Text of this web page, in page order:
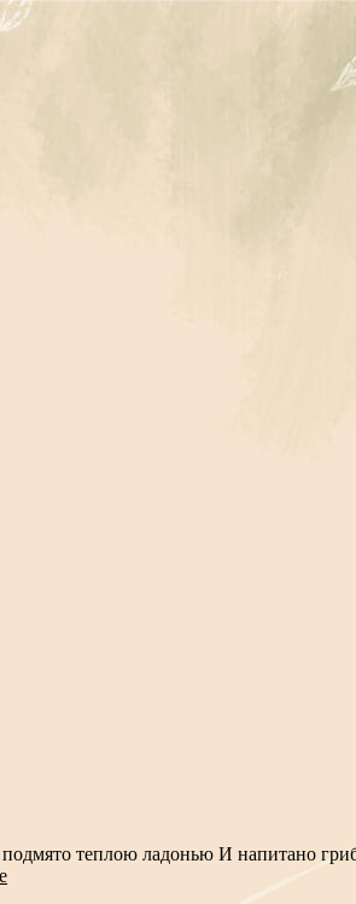
теплою ладонью И напитано